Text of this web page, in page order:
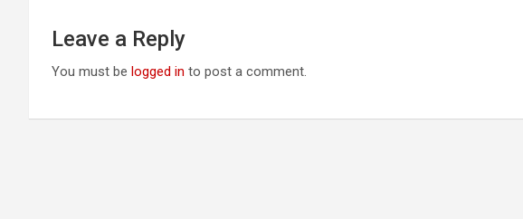
Leave a Reply
You must be logged in to post a comment.